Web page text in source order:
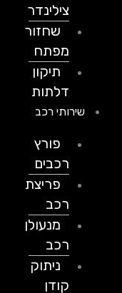
צילינדר
שחזור
מפתח
תיקון
דלתות
שירותי רכב
פורץ
רכבים
פריצת
מנעולן
ניתוק